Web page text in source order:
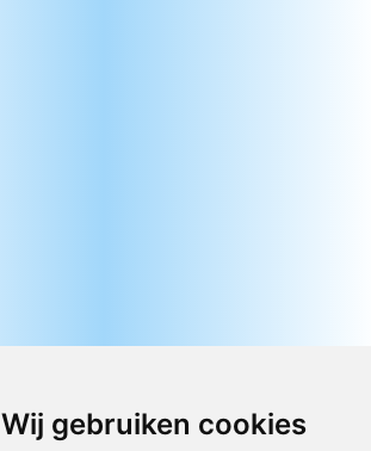
Wij gebruiken cookies